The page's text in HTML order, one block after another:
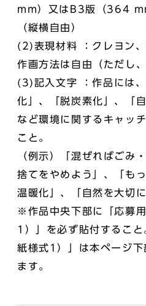
mm）又はB3版（364
（縦横自由）
(2)表現材料 ：クレヨン
作画方法は自由（ただし
(3)記入文字 ：作品には
化」、「脱炭素化」、「
など環境に関するキャッ
こと。
（例示）「混ぜればごみ
捨てをやめよう」、「も
温暖化」、「自然を大切
※作品中央下部に「応募
1）」を必ず貼付すること
紙様式1）」は本ページ
ます。